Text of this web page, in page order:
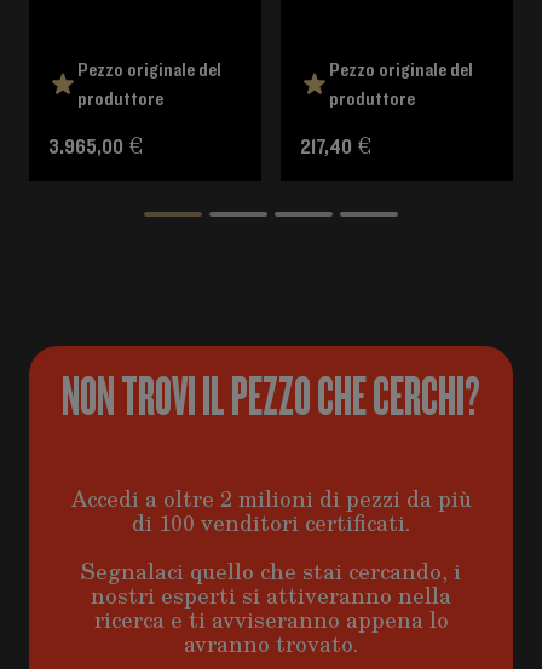
Pezzo originale del
produttore
3.965,00 €
Pezzo originale del
produttore
217,40 €
NON TROVI IL PEZZO CHE CERCHI?
Accedi a oltre 2 milioni di pezzi da più
di 100 venditori certificati.
Segnalaci quello che stai cercando, i
nostri esperti si attiveranno nella
ricerca e ti avviseranno appena lo
avranno trovato.